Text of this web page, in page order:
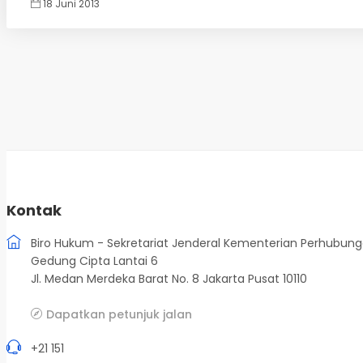
18 Juni 2013
Kontak
Biro Hukum - Sekretariat Jenderal Kementerian
Gedung Cipta Lantai 6
Jl. Medan Merdeka Barat No. 8 Jakarta Pusat 10110
Dapatkan petunjuk jalan
+21 151